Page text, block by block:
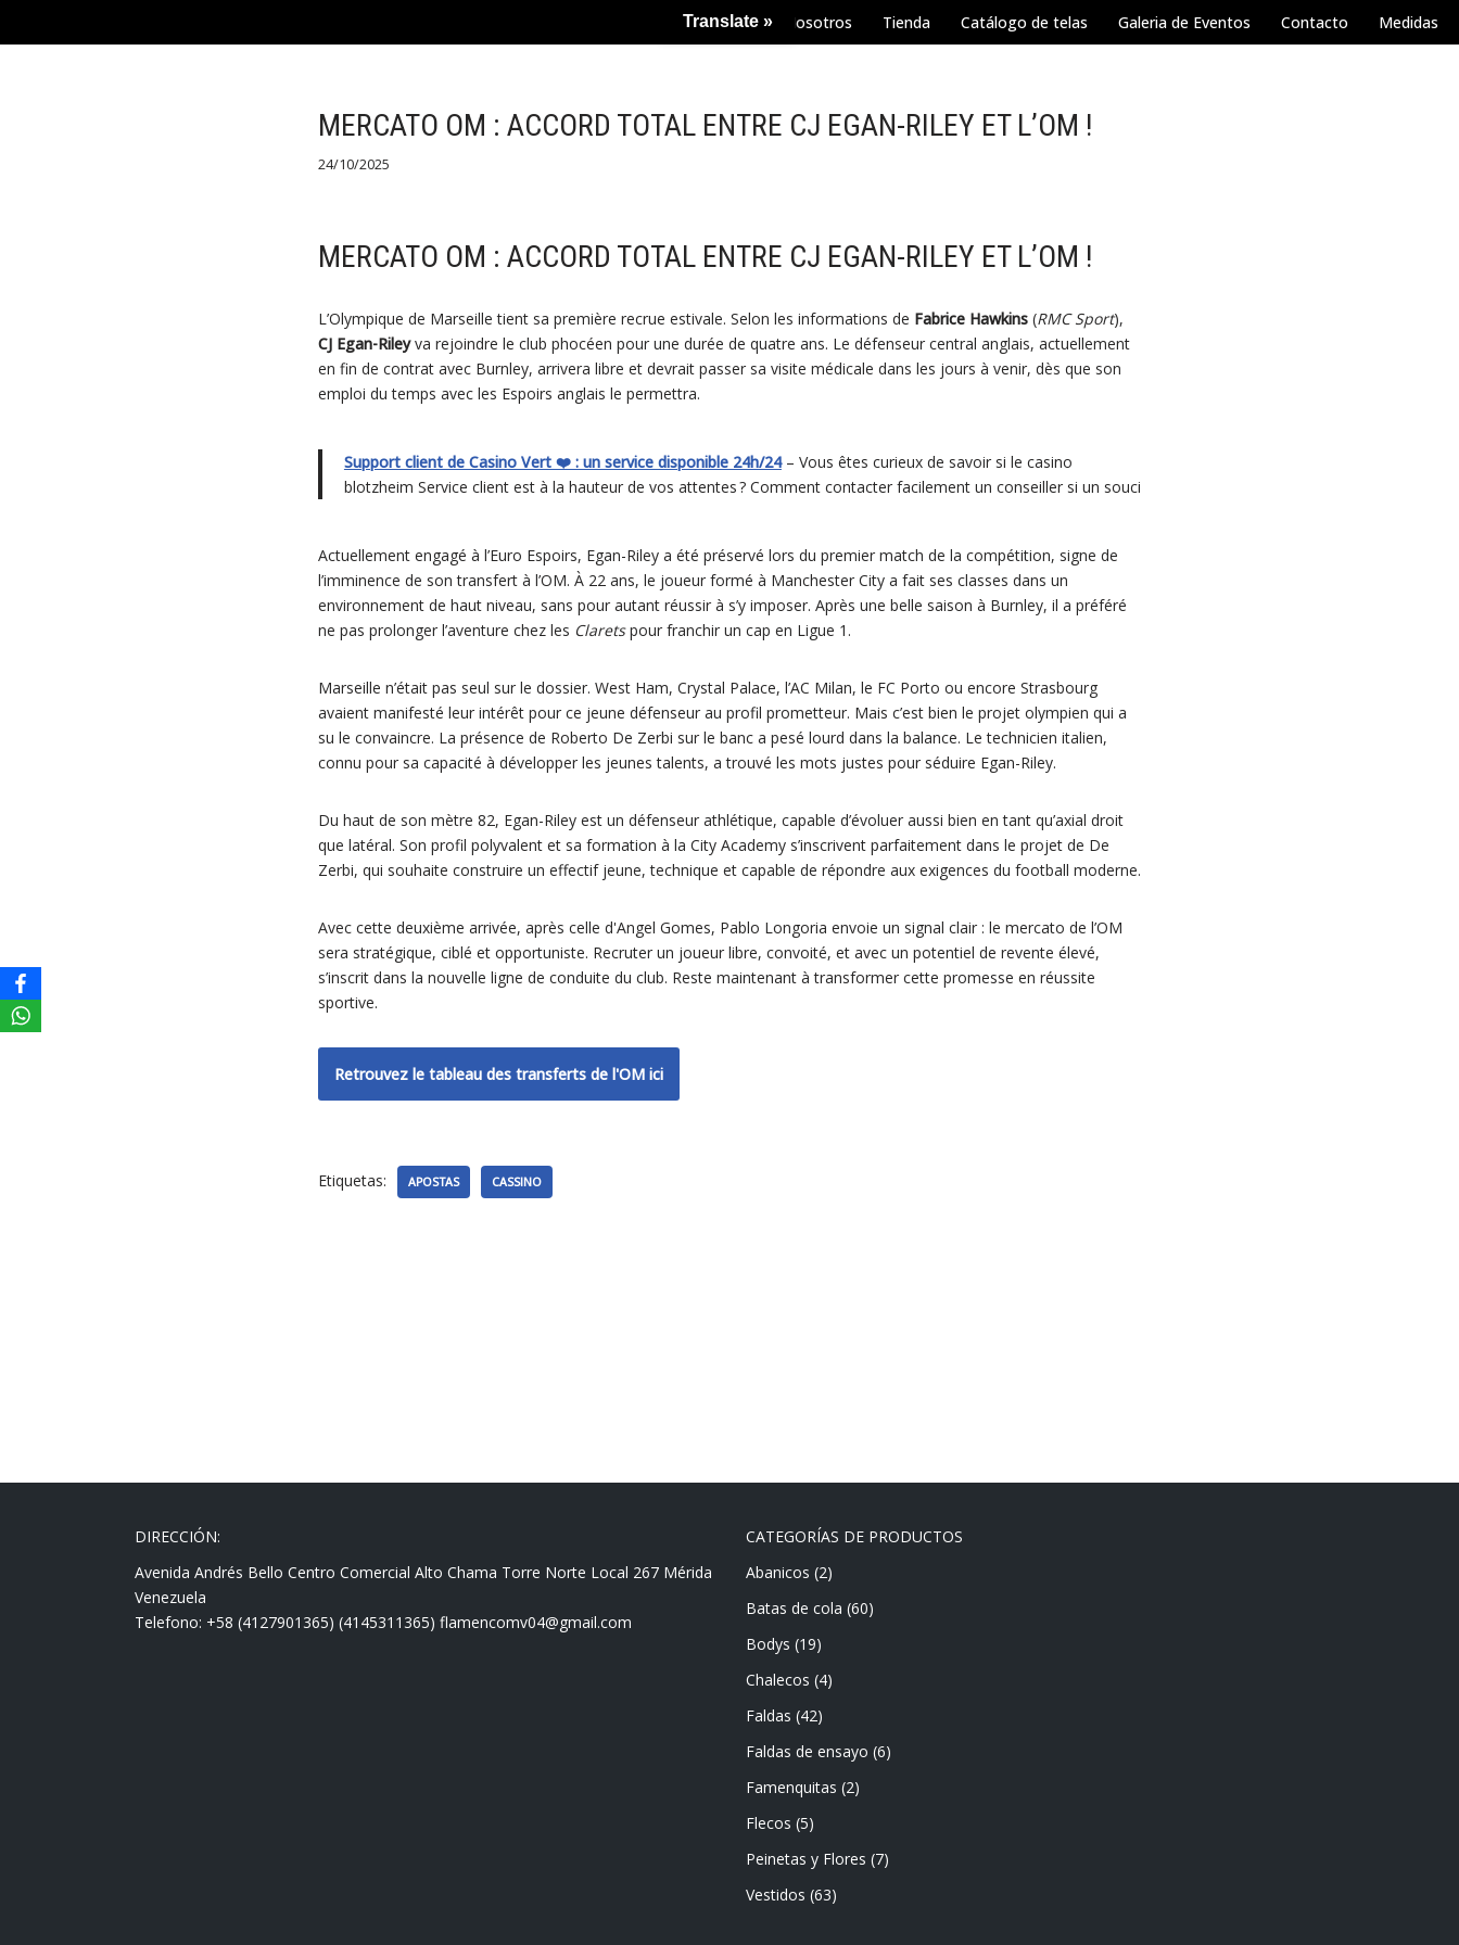
Nosotros Tienda Catálogo de telas Galeria de Eventos Contacto Medidas
MERCATO OM : ACCORD TOTAL ENTRE CJ EGAN-RILEY ET L’OM !
24/10/2025
MERCATO OM : ACCORD TOTAL ENTRE CJ EGAN-RILEY ET L’OM !
L’Olympique de Marseille tient sa première recrue estivale. Selon les informations de Fabrice Hawkins(RMC Sport),
CJ Egan-Rileyva rejoindre le club phocéen pour une durée de quatre ans. Le défenseur central anglais, actuellement
en fin de contrat avec Burnley, arrivera libre et devrait passer sa visite médicale dans les jours à venir, dès que son
emploi du temps avec les Espoirs anglais le permettra.
Support client de Casino Vert ❤️ : un service disponible 24h/24– Vous êtes curieux de savoir si le casino
blotzheim Service client est à la hauteur de vos attentes ? Comment contacter facilement un conseiller si un souci
Actuellement engagé à l’Euro Espoirs, Egan-Riley a été préservé lors du premier match de la compétition, signe de
l’imminence de son transfert à l’OM. À 22 ans, le joueur formé à Manchester City a fait ses classes dans un
environnement de haut niveau, sans pour autant réussir à s’y imposer. Après une belle saison à Burnley, il a préféré
ne pas prolonger l’aventure chez les Claretspour franchir un cap en Ligue 1.
Marseille n’était pas seul sur le dossier. West Ham, Crystal Palace, l’AC Milan, le FC Porto ou encore Strasbourg
avaient manifesté leur intérêt pour ce jeune défenseur au profil prometteur. Mais c’est bien le projet olympien qui a
su le convaincre. La présence de Roberto De Zerbi sur le banc a pesé lourd dans la balance. Le technicien italien,
connu pour sa capacité à développer les jeunes talents, a trouvé les mots justes pour séduire Egan-Riley.
Du haut de son mètre 82, Egan-Riley est un défenseur athlétique, capable d’évoluer aussi bien en tant qu’axial droit
que latéral. Son profil polyvalent et sa formation à la City Academy s’inscrivent parfaitement dans le projet de De
Zerbi, qui souhaite construire un effectif jeune, technique et capable de répondre aux exigences du football moderne.
Avec cette deuxième arrivée, après celle d'Angel Gomes, Pablo Longoria envoie un signal clair : le mercato de l’OM
sera stratégique, ciblé et opportuniste. Recruter un joueur libre, convoité, et avec un potentiel de revente élevé,
s’inscrit dans la nouvelle ligne de conduite du club. Reste maintenant à transformer cette promesse en réussite
sportive.
Retrouvez le tableau des transferts de l'OM ici
Etiquetas: APOSTAS CASSINO
DIRECCIÓN:
Avenida Andrés Bello Centro Comercial Alto Chama Torre Norte Local 267 Mérida
Venezuela
Telefono: +58 (4127901365) (4145311365) flamencomv04@gmail.com
CATEGORÍAS DE PRODUCTOS
Abanicos (2)
Batas de cola (60)
Bodys (19)
Chalecos (4)
Faldas (42)
Faldas de ensayo (6)
Famenquitas (2)
Flecos (5)
Peinetas y Flores (7)
Vestidos (63)
Translate »